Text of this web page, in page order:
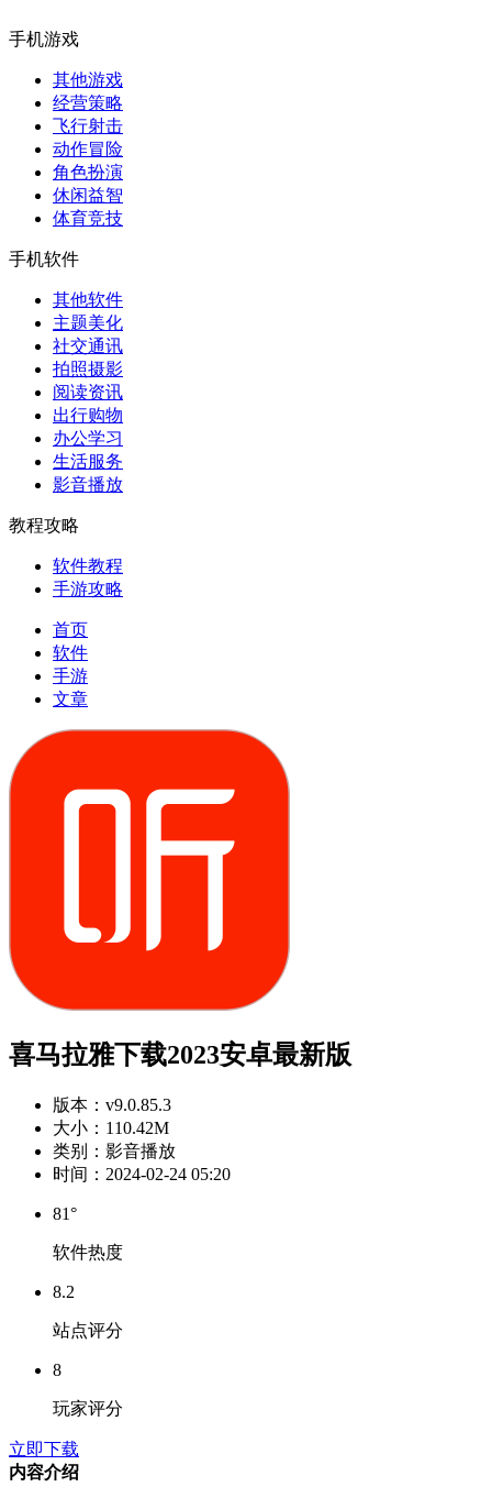
手机游戏
其他游戏
经营策略
飞行射击
动作冒险
角色扮演
休闲益智
体育竞技
手机软件
其他软件
主题美化
社交通讯
拍照摄影
阅读资讯
出行购物
办公学习
生活服务
影音播放
教程攻略
软件教程
手游攻略
首页
软件
手游
文章
喜马拉雅下载2023安卓最新版
版本： v9.0.85.3
大小： 110.42M
类别： 影音播放
时间： 2024-02-24 05:20
81°
软件热度
8.2
站点评分
8
玩家评分
立即下载
内容介绍